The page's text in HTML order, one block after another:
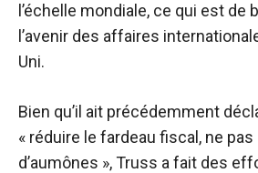
l’échelle mondiale, ce qui est de
l’avenir des affaires
Uni.
Bien qu’il ait précédemment
« réduire le fardeau fiscal, ne
d’aumônes », Truss a fait des